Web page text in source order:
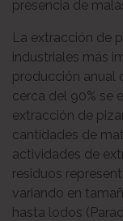
presencia de
La extracción de
industriales más
producción anual
cerca del 90% se
extracción de
cantidades de
actividades de
residuos
variando en
hasta lodos